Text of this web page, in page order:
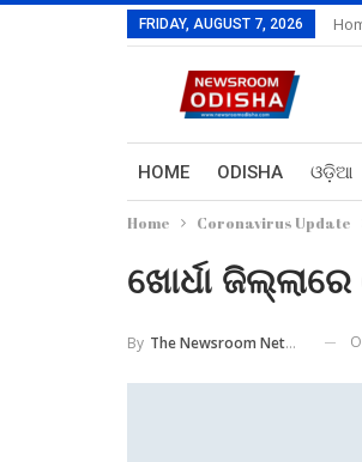
FRIDAY, AUGUST 7, 2026
HOME ODISHA ଓଡ଼ିଆ
Home Coronavirus Update
ଖୋର୍ଧା
By The Newsroom Network